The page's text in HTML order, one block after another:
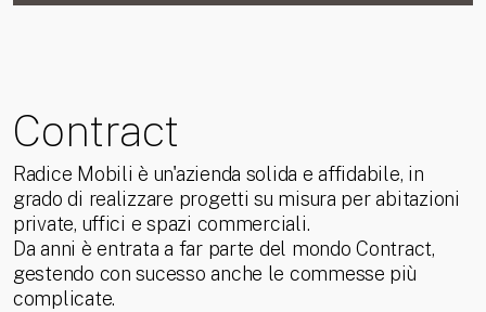
Contract
Radice Mobili è un'azienda solida e affidabile, in
grado di realizzare progetti su misura per abitazioni
private, uffici e spazi commerciali.
Da anni è entrata a far parte del mondo Contract,
gestendo con sucesso anche le commesse più
complicate.